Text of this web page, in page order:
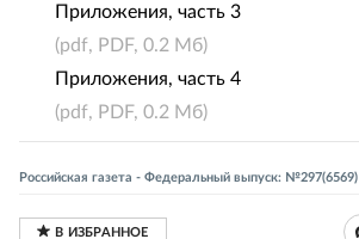
Приложения, часть 3
(pdf, PDF, 0.2 Мб)
Приложения, часть 4
(pdf, PDF, 0.2 Мб)
Российская газета - Федеральный выпуск: №297(6569)